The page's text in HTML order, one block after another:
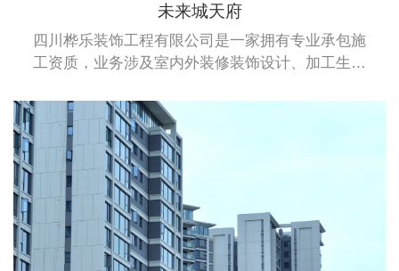
未来城天府
四川桦乐装饰工程有限公司是一家拥有专业承包施
工资质，业务涉及室内外装修装饰设计、加工生产
修装饰专业承包二级资质、建筑幕墙专业承包施工
二级资质和钢结构专业承包施工二级资质。